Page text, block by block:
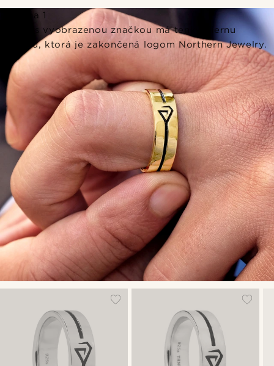
Persona 1
Prsteň s vyobrazenou značkou má tenkú čiernu
kontúru, ktorá je zakončená logom Northern Jewelry.